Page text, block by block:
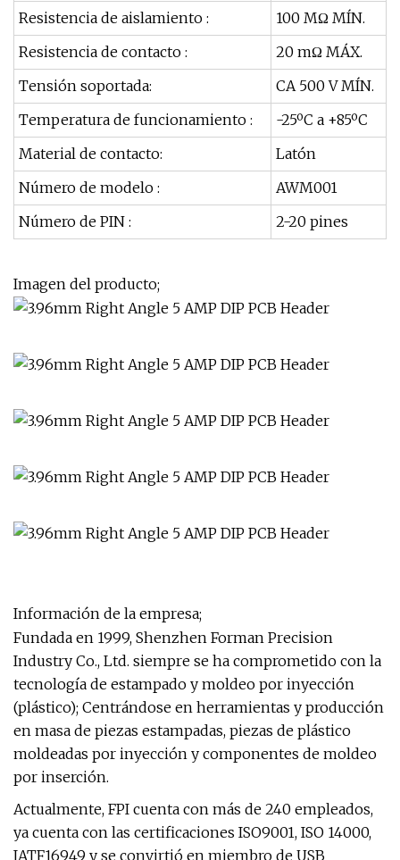
Resistencia de aislamiento :
100 MΩ MÍN.
Resistencia de contacto :
20 mΩ MÁX.
Tensión soportada:
CA 500 V MÍN.
Temperatura de funcionamiento :
-25ºC a +85ºC
Material de contacto:
Latón
Número de modelo :
AWM001
Número de PIN :
2-20 pines
Imagen del producto;
Información de la empresa;
Fundada en 1999, Shenzhen Forman Precision
Industry Co., Ltd. siempre se ha comprometido con la
tecnología de estampado y moldeo por inyección
(plástico); Centrándose en herramientas y producción
en masa de piezas estampadas, piezas de plástico
moldeadas por inyección y componentes de moldeo
por inserción.
Actualmente, FPI cuenta con más de 240 empleados,
ya cuenta con las certificaciones ISO9001, ISO 14000,
IATF16949 y se convirtió en miembro de USB